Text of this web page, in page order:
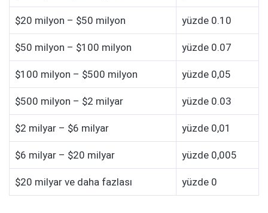
$20 milyon – $50 milyon yüzde 0.10
$50 milyon – $100 milyon yüzde 0.07
$100 milyon – $500 milyon yüzde 0,05
$500 milyon – $2 milyar yüzde 0.03
$2 milyar – $6 milyar yüzde 0,01
$6 milyar – $20 milyar yüzde 0,005
$20 milyar ve daha fazlası yüzde 0